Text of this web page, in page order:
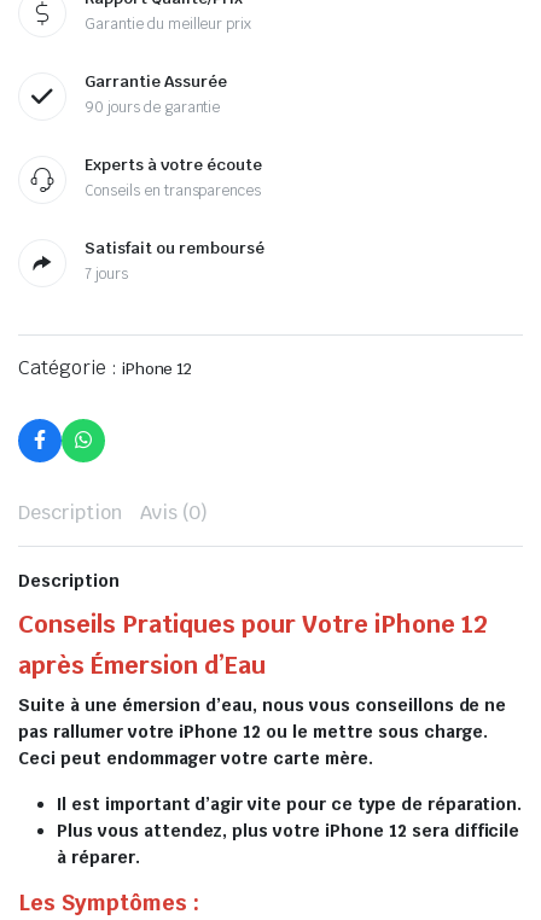
Garantie du meilleur prix
Garrantie Assurée
90 jours de garantie
Experts à votre écoute
Conseils en transparences
Satisfait ou remboursé
7 jours
Catégorie : iPhone 12
Description Avis (0)
Description
Conseils Pratiques pour Votre iPhone 12
après Émersion d’Eau
Suite à une émersion d’eau, nous vous conseillons de ne
pas rallumer votre iPhone 12 ou le mettre sous charge.
Ceci peut endommager votre carte mère.
Il est important d’agir vite pour ce type de réparation.
Plus vous attendez, plus votre iPhone 12 sera difficile
à réparer.
Les Symptômes :